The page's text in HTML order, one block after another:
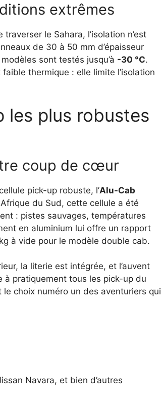
extrêmes
le Sahara, l’isolation n’est
de 30 à 50 mm d’épaisseur
sont testés jusqu’à -30 °C.
thermique : elle limite l’isolation
les plus robustes
coup de cœur
pick-up robuste, l’Alu-Cab
du Sud, cette cellule a été
: pistes sauvages, températures
en aluminium lui offre un rapport
à vide pour le modèle double cab.
la literie est intégrée, et l’auvent
à pratiquement tous les pick-up du
le choix numéro un des aventuriers qui
Navara, et bien d’autres